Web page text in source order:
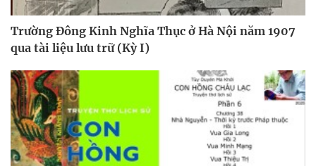
Trường Đông Kinh Nghĩa Thục ở Hà Nội năm 1907
qua tài liệu lưu trữ (Kỳ I)